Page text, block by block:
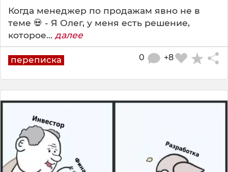
Когда менеджер по продажам явно не в
теме 💀 - Я Олег, у меня есть решение,
которое... далее
переписка +8
0